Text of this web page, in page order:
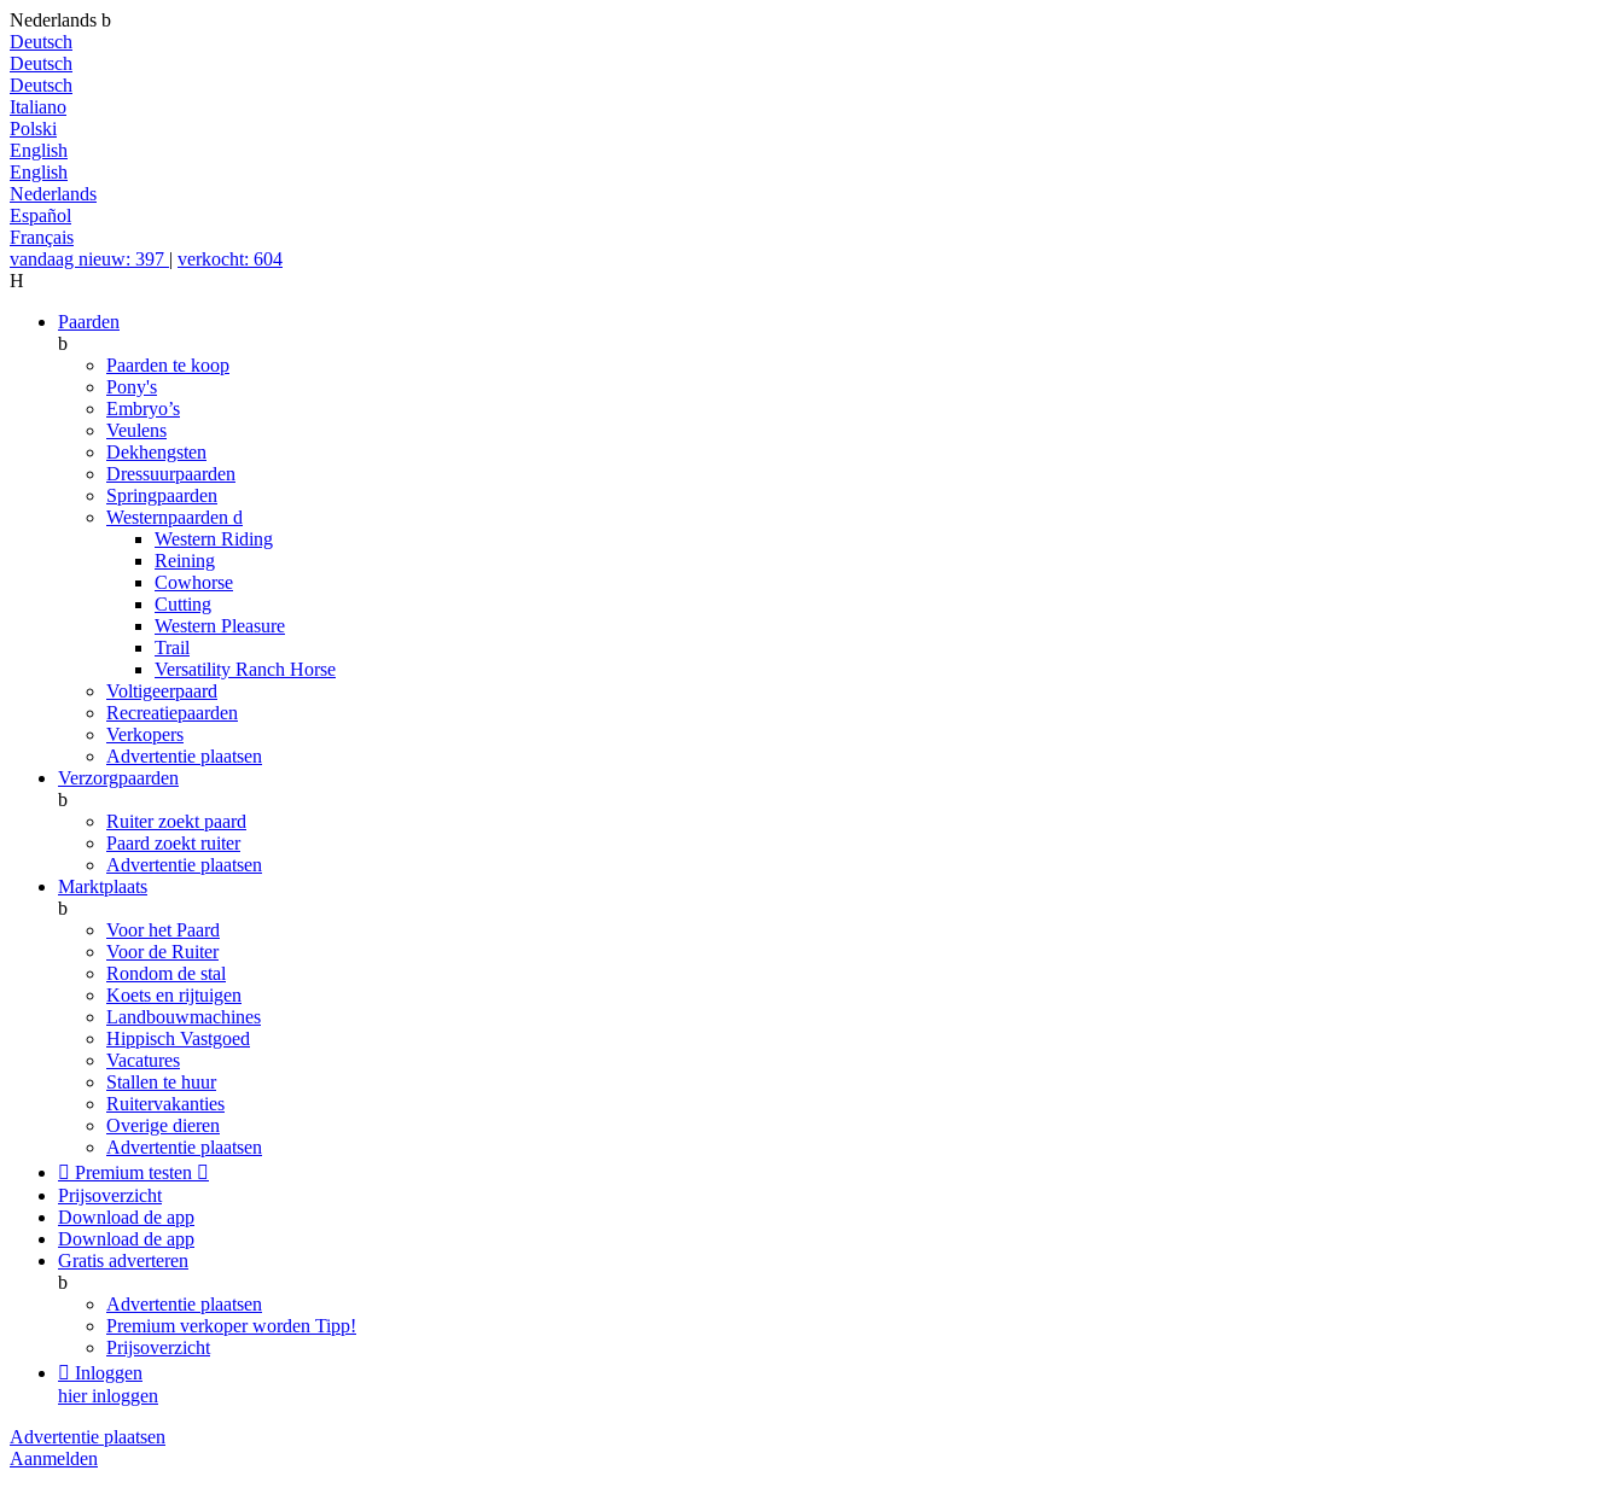
Nederlands b
Deutsch
Deutsch
Deutsch
Italiano
Polski
English
English
Nederlands
Español
Français
vandaag nieuw: 397 | verkocht: 604
H
Paarden
b
Paarden te koop
Pony's
Embryo’s
Veulens
Dekhengsten
Dressuurpaarden
Springpaarden
Westernpaarden d
Western Riding
Reining
Cowhorse
Cutting
Western Pleasure
Trail
Versatility Ranch Horse
Voltigeerpaard
Recreatiepaarden
Verkopers
Advertentie plaatsen
Verzorgpaarden
b
Ruiter zoekt paard
Paard zoekt ruiter
Advertentie plaatsen
Marktplaats
b
Voor het Paard
Voor de Ruiter
Rondom de stal
Koets en rijtuigen
Landbouwmachines
Hippisch Vastgoed
Vacatures
Stallen te huur
Ruitervakanties
Overige dieren
Advertentie plaatsen
 Premium testen 
Prijsoverzicht
Download de app
Download de app
Gratis adverteren
b
Advertentie plaatsen
Premium verkoper worden Tipp!
Prijsoverzicht
 Inloggen
hier inloggen
Advertentie plaatsen
Aanmelden